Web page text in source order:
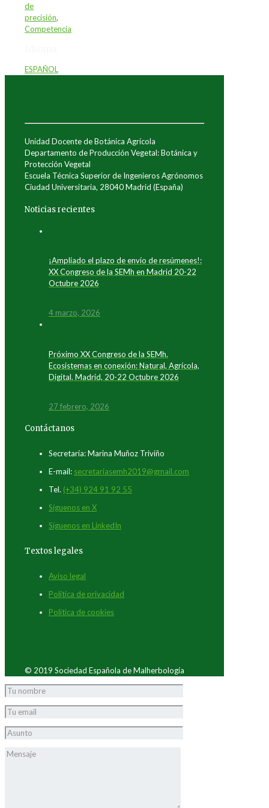
de
precisión,
Competencia
ESPAÑOL
Unidad Docente de Botánica Agrícola
Departamento de Producción Vegetal: Botánica y
Protección Vegetal
Escuela Técnica Superior de Ingenieros Agrónomos
Ciudad Universitaria, 28040 Madrid (España)
Noticias recientes
¡Ampliado el plazo de envío de resúmenes!:
XX Congreso de la SEMh en Madrid 20-22
Octubre 2026
4 marzo, 2026
Próximo XX Congreso de la SEMh.
Ecosistemas en conexión: Natural, Agrícola,
Digital. Madrid, 20-22 Octubre 2026
27 febrero, 2026
Contáctanos
Secretaría: Marina Muñoz Triviño
E-mail: secretariasemh2019@gmail.com
Tel. (+34) 924 91 92 55
Síguenos en X
Síguenos en LinkedIn
Textos legales
Aviso legal
Política de privacidad
Política de cookies
© 2019 Sociedad Española de Malherbología